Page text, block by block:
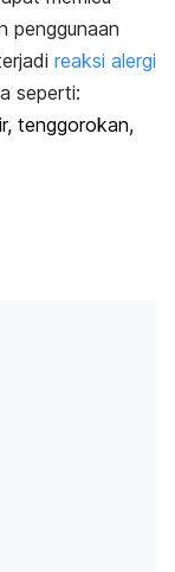
penggunaan
reaksi alergi
seperti:
tenggorokan,